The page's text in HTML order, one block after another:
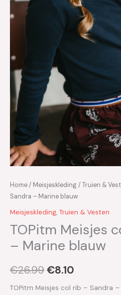
Home/ Meisjeskleding/Truien &
Sandra – Marine blauw
Meisjeskleding, Truien & Vesten
TOPitm Meisjes
– Marine blauw
€26.99€8.10
TOPitm Meisjes col rib – Sandra